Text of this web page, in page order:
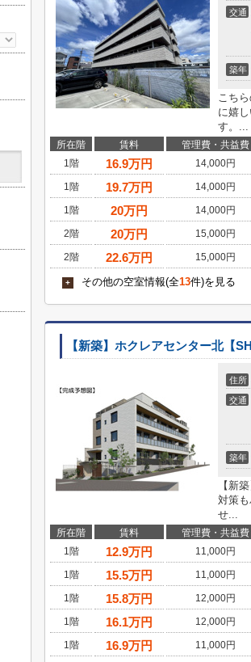
交通
築年
こち
に嬉
す。...
所在階 賃料 管理費・共益費
1階
16.9万円 14,000円
1階
19.7万円 14,000円
1階
20万円 14,000円
2階
20万円 15,000円
2階
22.6万円 15,000円
+ その他の空室情報(全13件)を見る
【新築】ホクレアセンター北【
住所
交通
築年
【新
対策
せ...
所在階 賃料 管理費・共益費
1階
12.9万円 11,000円
1階
15.5万円 11,000円
1階
15.8万円 12,000円
1階
16.1万円 12,000円
1階
16.9万円 11,000円